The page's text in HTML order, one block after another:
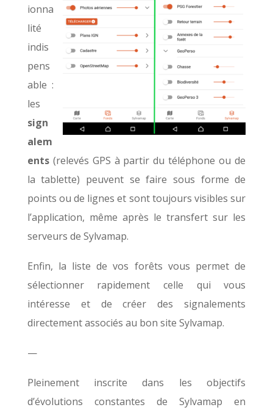
ionna
lité
indis
pens
able :
les
sign
alem
ents(relevés GPS à partir du téléphone ou de
la tablette) peuvent se faire sous forme de
points ou de lignes et sont toujours visibles sur
l’application, même après le transfert sur les
serveurs de Sylvamap.
Enfin, la liste de vos forêts vous permet de
sélectionner rapidement celle qui vous
intéresse et de créer des signalements
directement associés au bon site Sylvamap.
—
Pleinement inscrite dans les objectifs
d’évolutions constantes de Sylvamap en